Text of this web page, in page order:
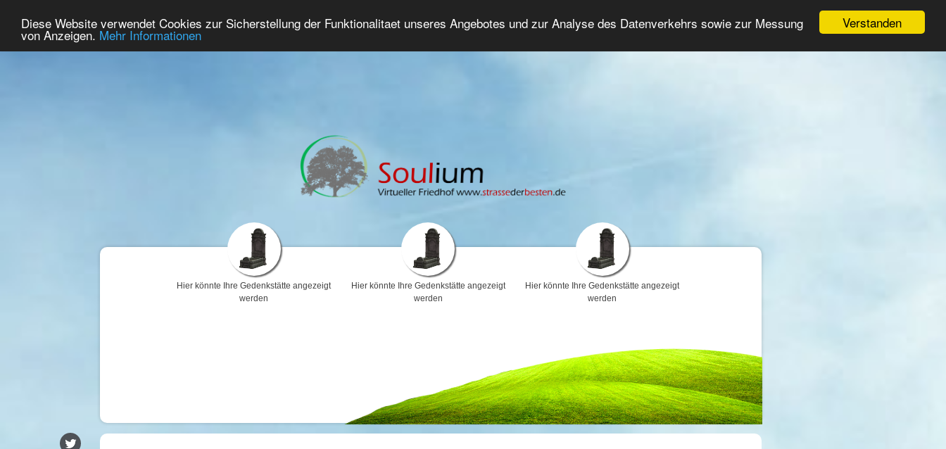
Verstanden
Diese Website verwendet Cookies zur Sicherstellung der Funktionalitaet unseres Angebotes und zur Analyse des Datenverkehrs sowie zur Messung
von Anzeigen. Mehr Informationen
Home Premium Gedenken Trauerforum Erweiterte Suche Anmelden
Hier könnte Ihre Gedenkstätte angezeigt
werden
Hier könnte Ihre Gedenkstätte angezeigt
werden
Hier könnte Ihre Gedenkstätte angezeigt
werden